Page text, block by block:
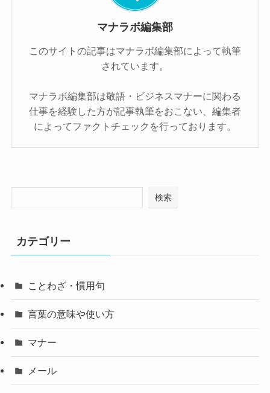
マナラボ編集部
このサイトの記事はマナラボ編集部によって執筆
されています。
マナラボ編集部は敬語・ビジネスマナーに関わる
仕事を経験した方が記事執筆をおこない、編集者
によってファクトチェックを行っております。
検索
カテゴリー
ことわざ・慣用句
言葉の意味や使い方
マナー
メール